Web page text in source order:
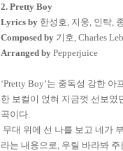
2. Pretty Boy
Lyrics by 한성호, 지웅, 인탁,
Composed by 기호, Charles
Arranged by Pepperjuice
‘Pretty Boy’는 중독성 강한 아
한 보컬이 얹혀 지금껏 선보였
곡이다.
무대 위에 선 나를 보고 네가
라는 내용으로, 우릴 바라봐